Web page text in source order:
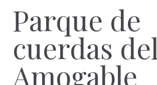
Parque de
cuerdas del
Amogable